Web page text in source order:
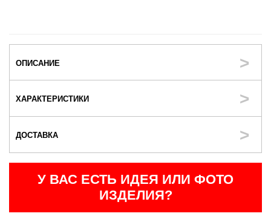
ОПИСАНИЕ
ХАРАКТЕРИСТИКИ
ДОСТАВКА
У ВАС ЕСТЬ ИДЕЯ ИЛИ ФОТО
ИЗДЕЛИЯ?